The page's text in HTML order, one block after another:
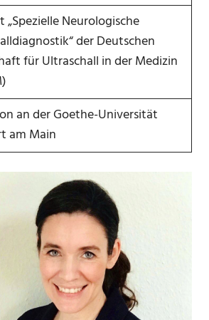
„Spezielle Neurologische
der Deutschen
für Ultraschall in der Medizin
an der Goethe-Universität
am Main